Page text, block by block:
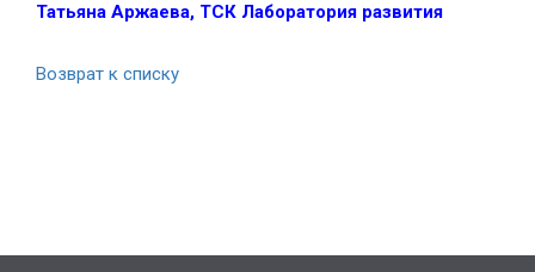
Татьяна Аржаева, ТСК Лаборатория развития
Возврат к списку